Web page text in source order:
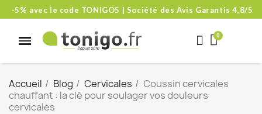
-5% avec le code TONIGO5 | Société des Avis Garantis 4,8/5
Accueil Blog Cervicales
Coussin cervicales
chauffant : la clé pour soulager vos douleurs
cervicales